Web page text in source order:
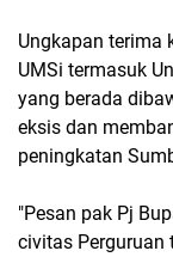
Ungkapan terima
UMSi termasuk
yang berada
eksis dan
peningkatan
"Pesan pak Pj
civitas